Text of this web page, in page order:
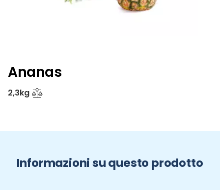
Ananas
2,3kg
Informazioni su questo prodotto